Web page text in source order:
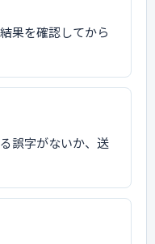
果を確認してから
誤字がないか、送